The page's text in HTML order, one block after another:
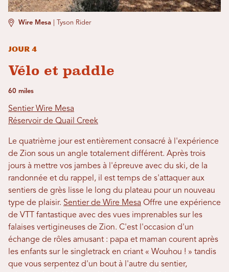
Wire Mesa Tyson Rider
Jour 4
Vélo et paddle
60 miles
Sentier Wire Mesa
Réservoir de Quail Creek
Le quatrième jour est entièrement consacré à l'expérience
de Zion sous un angle totalement différent. Après trois
jours à mettre vos jambes à l'épreuve avec du ski, de la
randonnée et du rappel, il est temps de s'attaquer aux
sentiers de grès lisse le long du plateau pour un nouveau
type de plaisir. Sentier de Wire Mesa Offre une expérience
de VTT fantastique avec des vues imprenables sur les
falaises vertigineuses de Zion. C'est l'occasion d'un
échange de rôles amusant : papa et maman courent après
les enfants sur le singletrack en criant « Wouhou ! » tandis
que vous serpentez d'un bout à l'autre du sentier,